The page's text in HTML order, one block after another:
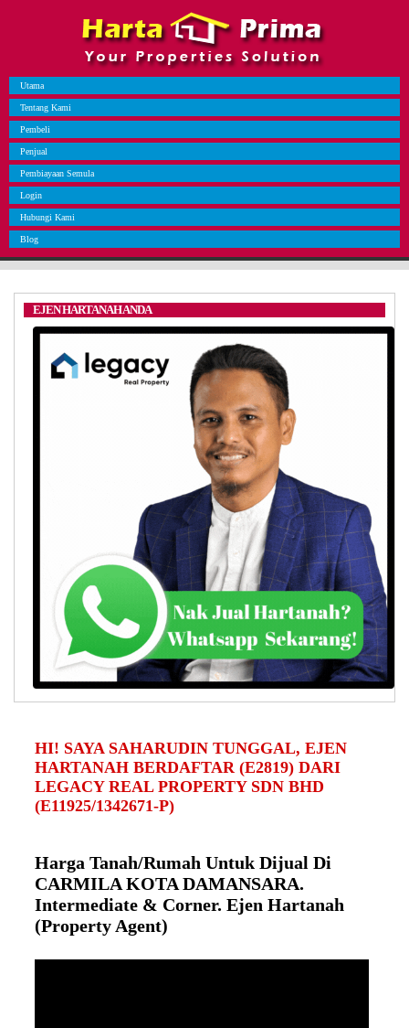
Utama
Tentang Kami
Pembeli
Penjual
Pembiayaan Semula
Login
Hubungi Kami
Blog
EJEN HARTANAH ANDA
HI! SAYA SAHARUDIN TUNGGAL, EJEN
HARTANAH BERDAFTAR (E2819) DARI
LEGACY REAL PROPERTY SDN BHD
(E11925/1342671-P)
Harga Tanah/Rumah Untuk Dijual Di
CARMILA KOTA DAMANSARA.
Intermediate & Corner. Ejen Hartanah
(Property Agent)